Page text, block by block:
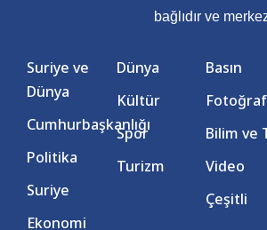
bağlıdır ve
Suriye ve
Dünya
Cumhurbaşkanlığı
Politika
Suriye
Ekonomi
Dünya
Kültür
Spor
Turizm
Basın
Fotoğraf
Bilim ve
Video
Çeşitli